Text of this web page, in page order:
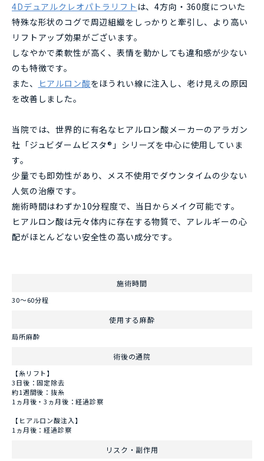
4Dデュアルクレオパトラリフト は、4方向・360度についた
特殊な形状のコグで周辺組織をしっかりと牽引し、より高い
リフトアップ効果がございます。
しなやかで柔軟性が高く、表情を動かしても違和感が少ない
のも特徴です。
また、
ヒアルロン酸をほうれい線に注入し、老け見えの原因
を改善しました。
当院では、世界的に有名なヒアルロン酸メーカーのアラガン
社「ジュビダームビスタ®」シリーズを中心に使用していま
す。
少量でも即効性があり、メス不使用でダウンタイムの少ない
人気の治療です。
施術時間はわずか10分程度で、当日からメイク可能です。
ヒアルロン酸は元々体内に存在する物質で、アレルギーの心
配がほとんどない安全性の高い成分です。
施術時間
30〜60分程
使用する麻酔
局所麻酔
術後の通院
【糸リフト】
3日後：固定除去
約1週間後：抜糸
1ヵ月後・3ヵ月後：経過診察
【ヒアルロン酸注入】
1ヵ月後：経過診察
リスク・副作用